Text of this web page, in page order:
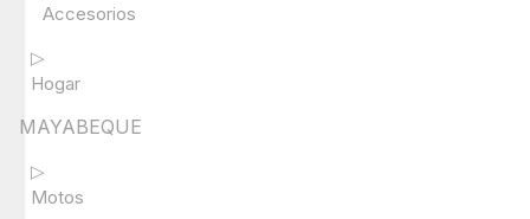
Accesorios
▷
Hogar
MAYABEQUE
▷
Motos